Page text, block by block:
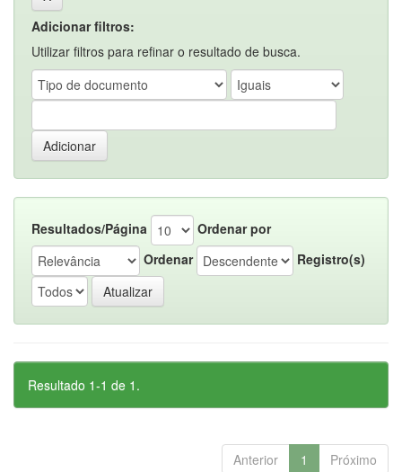
Adicionar filtros:
Utilizar filtros para refinar o resultado de busca.
Resultados/Página
Ordenar por
Ordenar
Registro(s)
Resultado 1-1 de 1.
Anterior 1 Próximo